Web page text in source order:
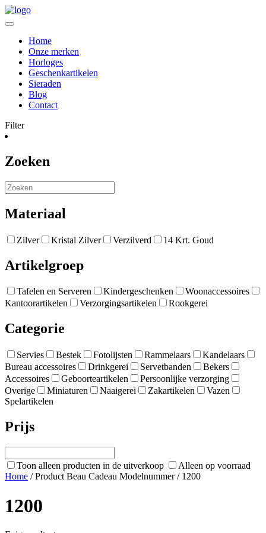
Home
Onze merken
Horloges
Geschenkartikelen
Sieraden
Blog
Contact
Filter
Zoeken
Materiaal
Zilver Kristal Zilver Verzilverd 14 Krt. Goud
Artikelgroep
Tafelen en Serveren Kindergeschenken
Woonaccessoires
Kantoorartikelen
Verzorgingsartikelen Rookgerei
Categorie
Servies Bestek Fotolijsten Rammelaars
Kandelaars
Bureau accessoires
Drinkgerei Servetbanden
Bekers
Accessoires
Geboorteartikelen
Persoonlijke verzorging
Overige
Miniaturen Naaigerei Zakartikelen
Vazen
Spelartikelen
Prijs
Toon alleen producten in de uitverkoop
Alleen op voorraad
Home / Product Beau Cadeau Modelnummer / 1200
1200